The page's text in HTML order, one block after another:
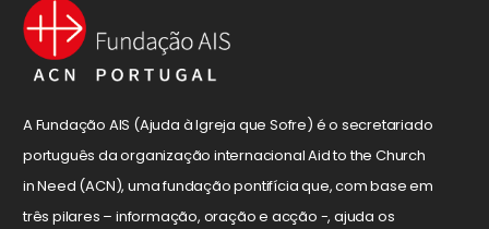
A Fundação AIS (Ajuda à Igreja que Sofre) é o secretariado
português da organização internacional Aid to the Church
in Need (ACN), uma fundação pontifícia que, com base em
três pilares – informação, oração e acção -, ajuda os